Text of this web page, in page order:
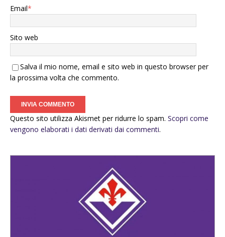
Email*
Sito web
Salva il mio nome, email e sito web in questo browser per
la prossima volta che commento.
Questo sito utilizza Akismet per ridurre lo spam. Scopri come
vengono elaborati i dati derivati dai commenti.